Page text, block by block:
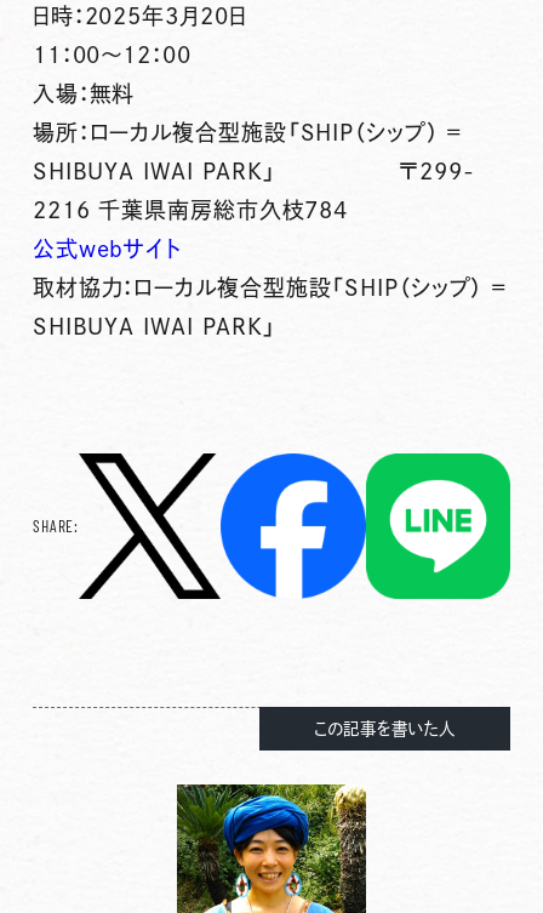
日時：2025年3月20日
11：00～12：00
入場：無料
場所：ローカル複合型施設「SHIP（シップ） =
SHIBUYA IWAI PARK」 〒299-
2216 千葉県南房総市久枝784
公式webサイト
取材協力：ローカル複合型施設「SHIP（シップ） =
SHIBUYA IWAI PARK」
SHARE:
この記事を書いた人